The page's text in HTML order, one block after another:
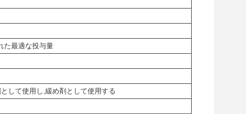
た最適な投与量
して使用し,緩め剤として使用する